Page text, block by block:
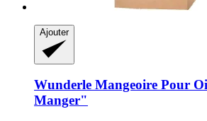
Ajouter
Wunderle Mangeoire Pour
Manger"